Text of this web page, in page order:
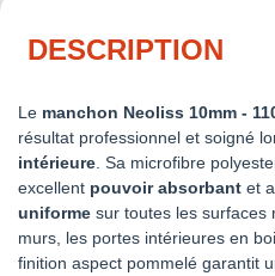
DESCRIPTION
Le manchon Neoliss 10mm -
résultat professionnel et soigné
intérieure . Sa microfibre
excellent pouvoir absorbant et
uniforme sur toutes les surfaces
murs, les portes intérieures en
finition aspect pommelé garantit